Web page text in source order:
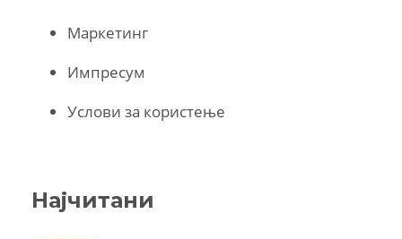
Маркетинг
Импресум
Услови за користење
Најчитани